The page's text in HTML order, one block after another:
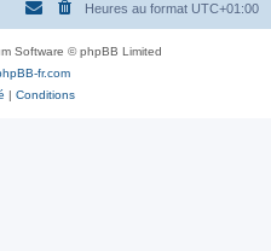
Heures au format UTC+01:00
Software © phpBB Limited
fr.com
| Conditions